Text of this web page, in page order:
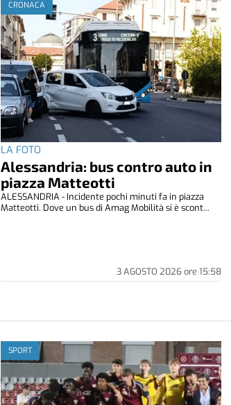
CRONACA
LA FOTO
Alessandria: bus contro auto in
piazza Matteotti
3 AGOSTO 2026ore 15:58
ALESSANDRIA - Incidente pochi minuti fa in piazza
Matteotti. Dove un bus di Amag Mobilità si è scont...
SPORT